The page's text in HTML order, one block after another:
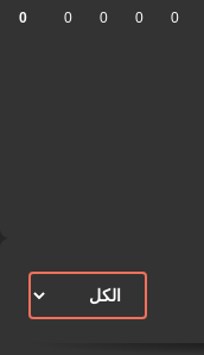
0
0
0
0
0